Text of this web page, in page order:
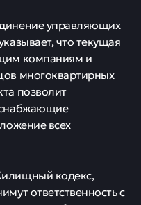
управляющих
что текущая
компаниям и
многоквартирных
позволит
всех
кодекс,
ответственность с